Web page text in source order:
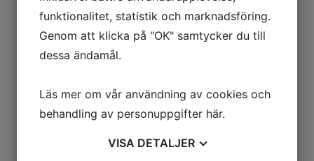
funktionalitet, statistik och marknadsföring.
Genom att klicka på "OK" samtycker du till
dessa ändamål.
Läs mer om vår användning av cookies och
behandling av personuppgifter här.
VISA DETALJER